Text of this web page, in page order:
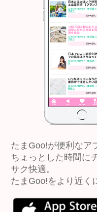
たまGoo!が便利なア
ちょっとした時間に
サク快適。
たまGoo!をより近く